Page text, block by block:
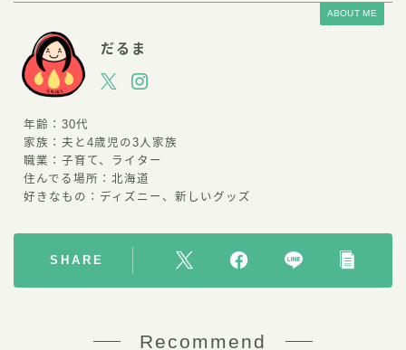
ABOUT ME
だるま
年齢：30代
家族：夫と4歳児の3人家族
職業：子育て、ライター
住んでる場所：北海道
好きなもの：ディズニー、新しいグッズ
SHARE
Recommend